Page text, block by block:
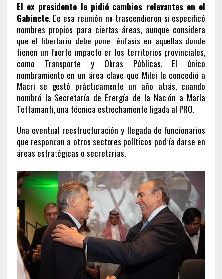
El ex presidente le pidió cambios relevantes en el
Gabinete. De esa reunión no trascendieron si especificó
nombres propios para ciertas áreas, aunque considera
que el libertario debe poner énfasis en aquellas donde
tienen un fuerte impacto en los territorios provinciales,
como Transporte y Obras Públicas. El único
nombramiento en un área clave que Milei le concedió a
Macri se gestó prácticamente un año atrás, cuando
nombró la Secretaría de Energía de la Nación a María
Tettamanti, una técnica estrechamente ligada al PRO.
Una eventual reestructuración y llegada de funcionarios
que respondan a otros sectores políticos podría darse en
áreas estratégicas o secretarias.